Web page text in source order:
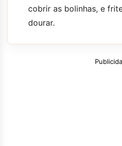
cobrir as bolinhas, e
dourar.